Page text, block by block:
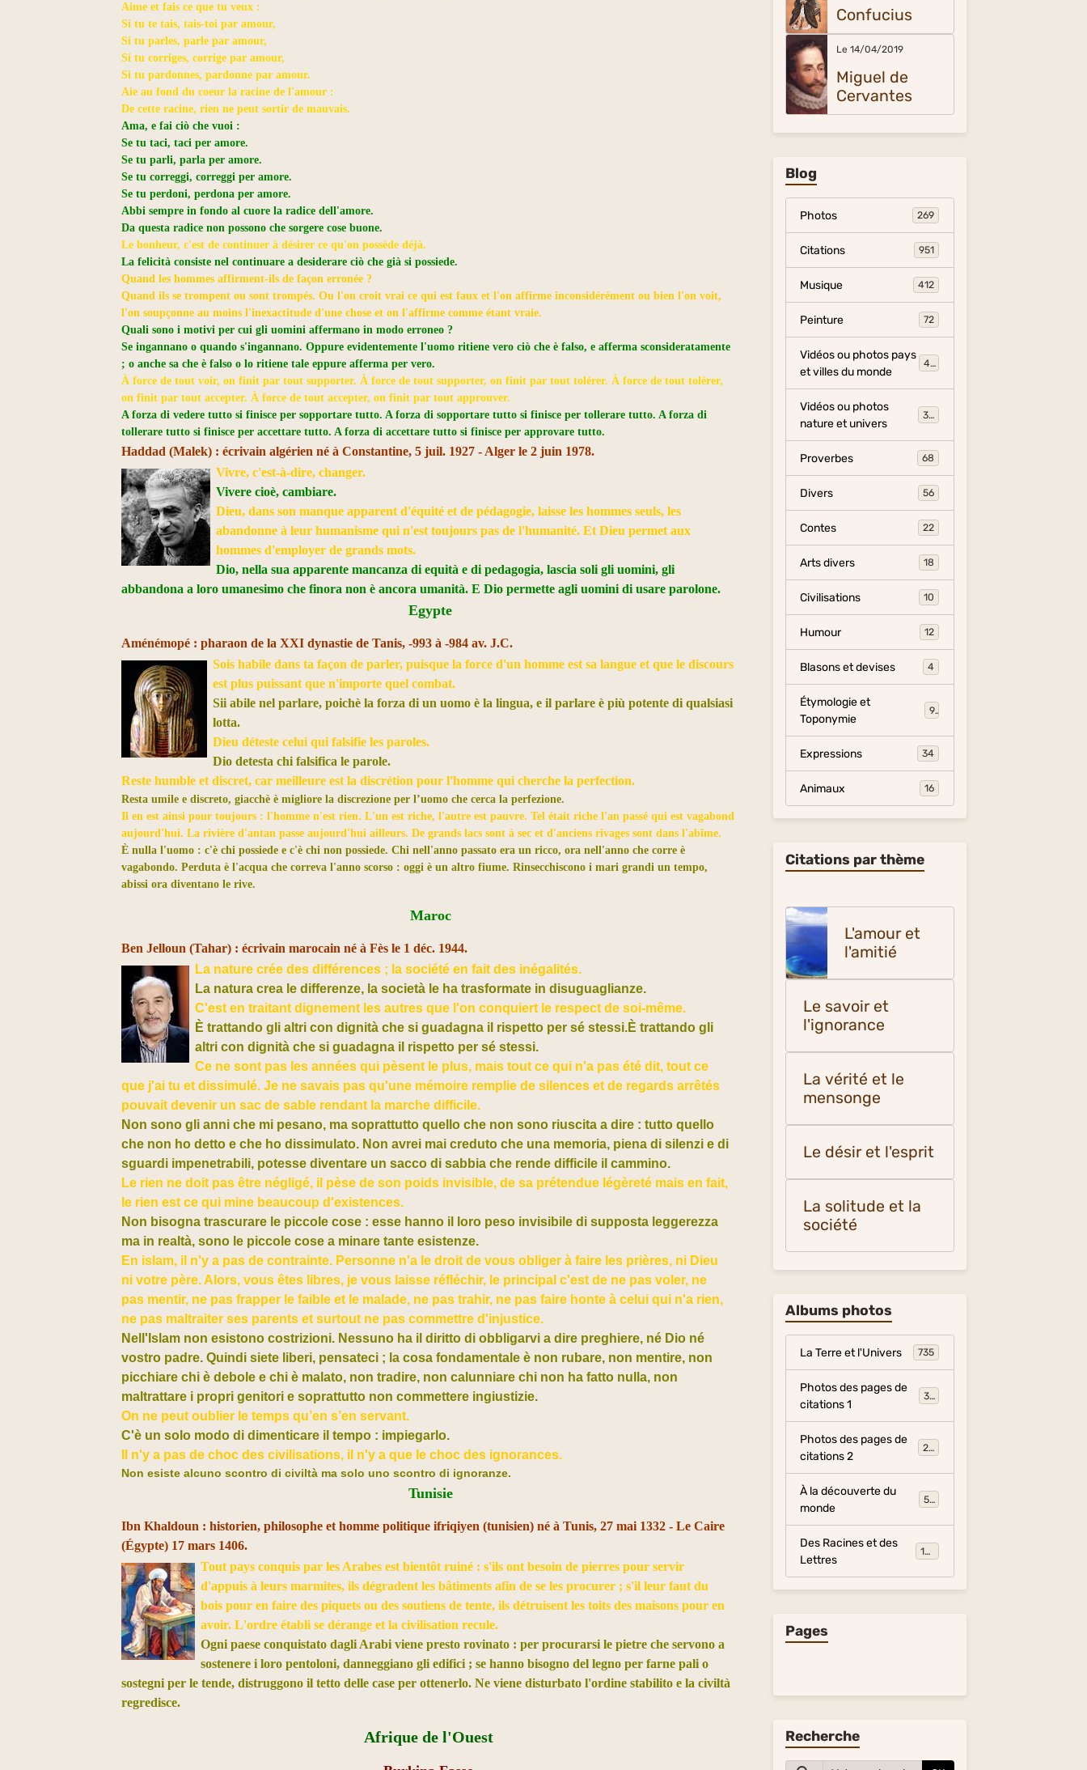
Aime et fais ce que tu veux :
Si tu te tais, tais-toi par amour,
Si tu parles, parle par amour,
Si tu corriges, corrige par amour,
Si tu pardonnes, pardonne par amour.
Aie au fond du coeur la racine de l'amour :
De cette racine, rien ne peut sortir de mauvais.
Ama, e fai ciò che vuoi :
Se tu taci, taci per amore.
Se tu parli, parla per amore.
Se tu correggi, correggi per amore.
Se tu perdoni, perdona per amore.
Abbi sempre in fondo al cuore la radice dell'amore.
Da questa radice non possono che sorgere cose buone.
Le bonheur, c'est de continuer à désirer ce qu'on possède déjà.
La felicità consiste nel continuare a desiderare ciò che già si possiede.
Quand les hommes affirment-ils de façon erronée ?
Quand ils se trompent ou sont trompés. Ou l'on croit vrai ce qui est faux et l'on affirme inconsidérément ou bien l'on voit,
l'on soupçonne au moins l'inexactitude d'une chose et on l'affirme comme étant vraie.
Quali sono i motivi per cui gli uomini affermano in modo erroneo ?
Se ingannano o quando s'ingannano. Oppure evidentemente l'uomo ritiene vero ciò che è falso, e afferma sconsideratamente
; o anche sa che è falso o lo ritiene tale eppure afferma per vero.
À force de tout voir, on finit par tout supporter. À force de tout supporter, on finit par tout tolérer. À force de tout tolérer,
on finit par tout accepter. À force de tout accepter, on finit par tout approuver.
A forza di vedere tutto si finisce per sopportare tutto. A forza di sopportare tutto si finisce per tollerare tutto. A forza di
tollerare tutto si finisce per accettare tutto. A forza di accettare tutto si finisce per approvare tutto.
Haddad (Malek) : écrivain algérien né à Constantine, 5 juil. 1927 - Alger le 2 juin 1978.
Vivre, c'est-à-dire, changer.
Vivere cioè, cambiare.
Dieu, dans son manque apparent d'équité et de pédagogie, laisse les hommes seuls, les
abandonne à leur humanisme qui n'est toujours pas de l'humanité. Et Dieu permet aux
hommes d'employer de grands mots.
Dio, nella sua apparente mancanza di equità e di pedagogia, lascia soli gli uomini, gli
abbandona a loro umanesimo che finora non è ancora umanità. E Dio permette agli uomini di usare parolone.
Egypte
Aménémopé : pharaon de la XXI dynastie de Tanis, -993 à -984 av. J.C.
Sois habile dans ta façon de parler, puisque la force d'un homme est sa langue et que le discours
est plus puissant que n'importe quel combat.
Sii abile nel parlare, poichè la forza di un uomo è la lingua, e il parlare è più potente di qualsiasi
lotta.
Dieu déteste celui qui falsifie les paroles.
Dio detesta chi falsifica le parole.
Reste humble et discret, car meilleure est la discrétion pour l'homme qui cherche la perfection.
Resta umile e discreto, giacchè è migliore la discrezione per l’uomo che cerca la perfezione.
Il en est ainsi pour toujours : l'homme n'est rien. L'un est riche, l'autre est pauvre. Tel était riche l'an passé qui est vagabond
aujourd'hui. La rivière d'antan passe aujourd'hui ailleurs. De grands lacs sont à sec et d'anciens rivages sont dans l'abîme.
È nulla l'uomo : c'è chi possiede e c'è chi non possiede. Chi nell'anno passato era un ricco, ora nell'anno che corre è
vagabondo. Perduta è l'acqua che correva l'anno scorso : oggi è un altro fiume. Rinsecchiscono i mari grandi un tempo,
abissi ora diventano le rive.
Maroc
Ben Jelloun (Tahar) : écrivain marocain né à Fès le 1 déc. 1944.
La nature crée des différences ; la société en fait des inégalités.
La natura crea le differenze, la società le ha trasformate in disuguaglianze.
C'est en traitant dignement les autres que l'on conquiert le respect de soi-même.
È trattando gli altri con dignità che si guadagna il rispetto per sé stessi.È trattando gli
altri con dignità che si guadagna il rispetto per sé stessi.
Ce ne sont pas les années qui pèsent le plus, mais tout ce qui n'a pas été dit, tout ce
que j'ai tu et dissimulé. Je ne savais pas qu'une mémoire remplie de silences et de regards arrêtés
pouvait devenir un sac de sable rendant la marche difficile.
Non sono gli anni che mi pesano, ma soprattutto quello che non sono riuscita a dire : tutto quello
che non ho detto e che ho dissimulato. Non avrei mai creduto che una memoria, piena di silenzi e di
sguardi impenetrabili, potesse diventare un sacco di sabbia che rende difficile il cammino.
Le rien ne doit pas être négligé, il pèse de son poids invisible, de sa prétendue légèreté mais en fait,
le rien est ce qui mine beaucoup d'existences.
Non bisogna trascurare le piccole cose : esse hanno il loro peso invisibile di supposta leggerezza
ma in realtà, sono le piccole cose a minare tante esistenze.
En islam, il n'y a pas de contrainte. Personne n'a le droit de vous obliger à faire les prières, ni Dieu
ni votre père. Alors, vous êtes libres, je vous laisse réfléchir, le principal c'est de ne pas voler, ne
pas mentir, ne pas frapper le faible et le malade, ne pas trahir, ne pas faire honte à celui qui n'a rien,
ne pas maltraiter ses parents et surtout ne pas commettre d'injustice.
Nell'Islam non esistono costrizioni. Nessuno ha il diritto di obbligarvi a dire preghiere, né Dio né
vostro padre. Quindi siete liberi, pensateci ; la cosa fondamentale è non rubare, non mentire, non
picchiare chi è debole e chi è malato, non tradire, non calunniare chi non ha fatto nulla, non
maltrattare i propri genitori e soprattutto non commettere ingiustizie.
On ne peut oublier le temps qu’en s’en servant.
C'è un solo modo di dimenticare il tempo : impiegarlo.
Il n'y a pas de choc des civilisations, il n'y a que le choc des ignorances.
Non esiste alcuno scontro di civiltà ma solo uno scontro di ignoranze.​
Tunisie
Ibn Khaldoun : historien, philosophe et homme politique ifriqiyen (tunisien) né à Tunis, 27 mai 1332 - Le Caire
(Égypte) 17 mars 1406.
Tout pays conquis par les Arabes est bientôt ruiné : s'ils ont besoin de pierres pour servir
d'appuis à leurs marmites, ils dégradent les bâtiments afin de se les procurer ; s'il leur faut du
bois pour en faire des piquets ou des soutiens de tente, ils détruisent les toits des maisons pour en
avoir. L'ordre établi se dérange et la civilisation recule.
Ogni paese conquistato dagli Arabi viene presto rovinato : per procurarsi le pietre che servono a
sostenere i loro pentoloni, danneggiano gli edifici ; se hanno bisogno del legno per farne pali o
sostegni per le tende, distruggono il tetto delle case per ottenerlo. Ne viene disturbato l'ordine stabilito e la civiltà
regredisce.
Afrique de l'Ouest
Confucius
Le 14/04/2019
Miguel de
Cervantes
Blog
Photos 269
Citations 951
Musique 412
Peinture 72
Vidéos ou photos pays
et villes du monde
454
Vidéos ou photos
nature et univers
325
Proverbes 68
Divers 56
Contes 22
Arts divers 18
Civilisations 10
Humour 12
Blasons et devises 4
Étymologie et
Toponymie
9
Expressions 34
Animaux 16
Citations par thème
L'amour et
l'amitié
Le savoir et
l'ignorance
La vérité et le
mensonge
Le désir et l'esprit
La solitude et la
société
Albums photos
La Terre et l'Univers 735
Photos des pages de
citations 1
317
Photos des pages de
citations 2
281
À la découverte du
monde
54
Des Racines et des
Lettres
134
Pages
Recherche